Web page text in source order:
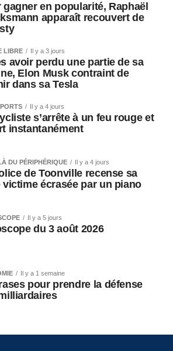
gagner en popularité, Raphaël
apparaît recouvert de
LIBRE Il y a 3 jours
avoir perdu une partie de sa
Elon Musk contraint de
dans sa Tesla
Il y a 4 jours
s’arrête à un feu rouge et
instantanément
DU PÉRIPHÉRIQUE Il y a 4 jours
de Toonville recense sa
victime écrasée par un piano
Il y a 5 jours
du 3 août 2026
Il y a 1 semaine
pour prendre la défense